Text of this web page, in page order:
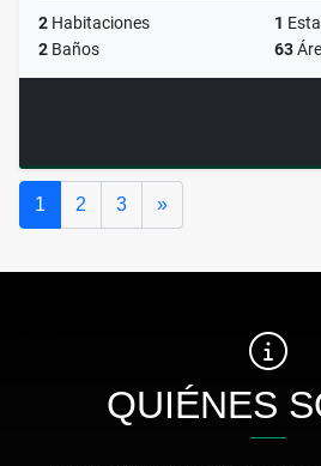
2 Habitaciones 1
2 Baños 63
1 2 3 »Siguiente
QUIÉNES